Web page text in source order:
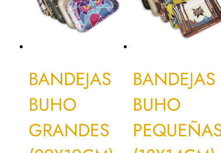
BANDEJAS
BUHO
GRANDES
BANDEJAS
BUHO